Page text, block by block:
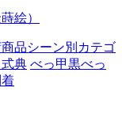
絵）
品シーン別カテゴ
典 べっ甲黒べっ